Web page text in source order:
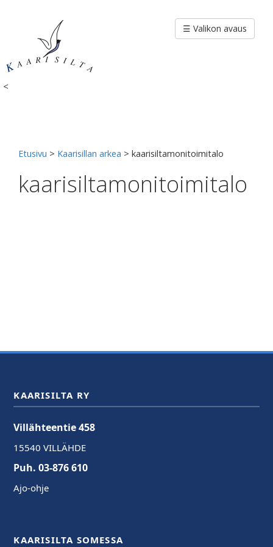
<
☰ Valikon avaus
Etusivu > Kaarisillan arkea > kaarisiltamonitoimitalo
kaarisiltamonitoimitalo
KAARISILTA RY
Villähteentie 458
15540 VILLÄHDE
Puh. 03-876 610
Ajo-ohje
KAARISILTA SOMESSA